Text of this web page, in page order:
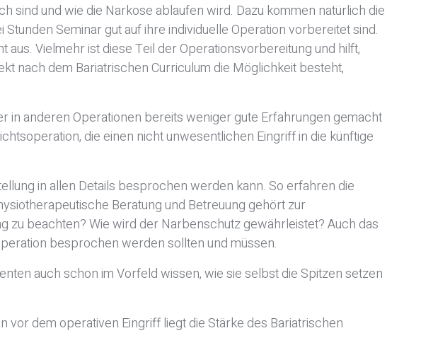
und wie die Narkose ablaufen wird. Dazu kommen natürlich die
Seminar gut auf ihre individuelle Operation vorbereitet sind.
Vielmehr ist diese Teil der Operationsvorbereitung und hilft,
nach dem Bariatrischen Curriculum die Möglichkeit besteht,
in anderen Operationen bereits weniger gute Erfahrungen gemacht
die einen nicht unwesentlichen Eingriff in die künftige
in allen Details besprochen werden kann. So erfahren die
Beratung und Betreuung gehört zur
zu beachten? Wie wird der Narbenschutz gewährleistet? Auch das
besprochen werden sollten und müssen.
auch schon im Vorfeld wissen, wie sie selbst die Spitzen setzen
vor dem operativen Eingriff liegt die Stärke des Bariatrischen